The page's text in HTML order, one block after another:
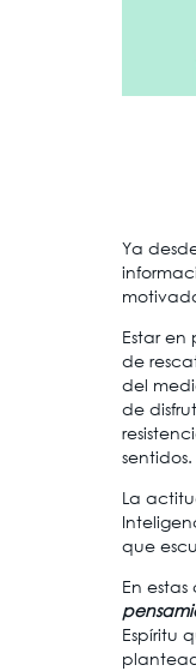
Ya
Estar en
de
del
de
sentidos.
La
que
En
Espíritu